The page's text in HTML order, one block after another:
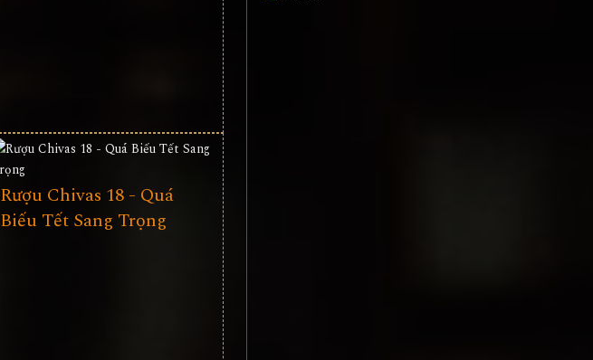
Rượu Chivas 18 - Quá
Biếu Tết Sang Trọng